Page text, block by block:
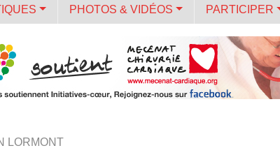
PHOTOS & VIDÉOS PARTICIPER
LORMONT